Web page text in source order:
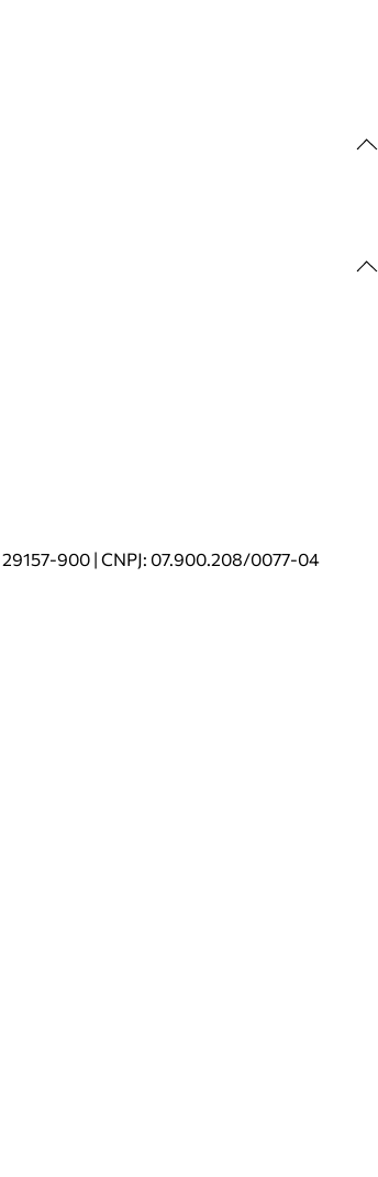
29157-900 | CNPJ: 07.900.208/0077-04